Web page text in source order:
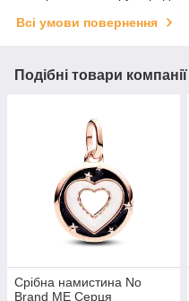
Всі умови повернення
Подібні товари компанії
Срібна намистина No
Brand ME Серця